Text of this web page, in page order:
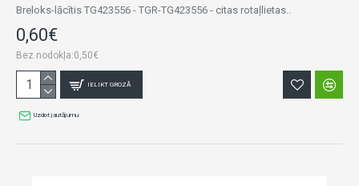
Breloks-lācītis TG423556 - TGR-TG423556 - citas rotaļlietas..
0,60€
Bez nodokļa:0,50€
IELIKT GROZĀ
Uzdot jautājumu